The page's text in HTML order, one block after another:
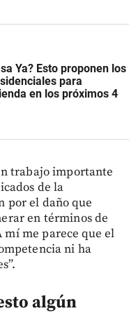
Ya? Esto proponen los
para
en los próximos 4
trabajo importante
de la
por el daño que
en términos de
me parece que el
ni ha
algún